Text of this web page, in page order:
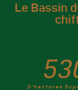
Le Bassin
D'hectares